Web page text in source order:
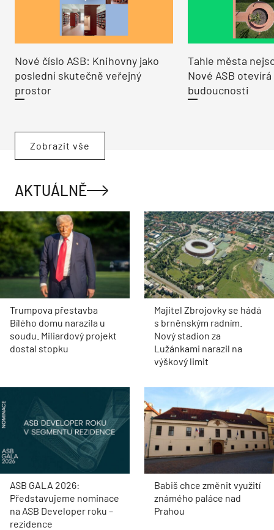
Nové číslo ASB: Knihovny jako
poslední skutečně veřejný
prostor
Tahle města
Nové ASB
budoucnosti
Zobrazit vše
AKTUÁLNĚ
Trumpova přestavba
Bílého domu narazila u
soudu. Miliardový projekt
dostal stopku
Majitel Zbrojovky se hádá
s brněnským radním.
Nový stadion za
Lužánkami narazil na
výškový limit
ASB GALA 2026:
Představujeme nominace
na ASB Developer roku –
rezidence
Babiš chce změnit využití
známého paláce nad
Prahou